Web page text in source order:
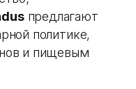
предлагают
политике,
и пищевым